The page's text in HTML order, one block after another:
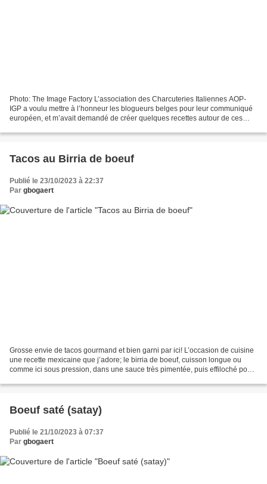
Photo: The Image Factory L’association des Charcuteries Italiennes AOP-
IGP a voulu mettre à l’honneur les blogueurs belges pour leur communiqué
européen, et m’avait demandé de créer quelques recettes autour de ces
Tacos au Birria de boeuf
Publié le 23/10/2023 à 22:37
Par gbogaert
Grosse envie de tacos gourmand et bien garni par ici! L’occasion de cuisine
une recette mexicaine que j’adore; le birria de boeuf, cuisson longue ou
comme ici sous pression, dans une sauce très pimentée, puis effiloché pour
Boeuf saté (satay)
Publié le 21/10/2023 à 07:37
Par gbogaert